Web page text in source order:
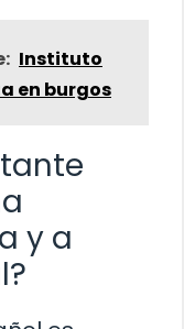
Instituto
en burgos
y a